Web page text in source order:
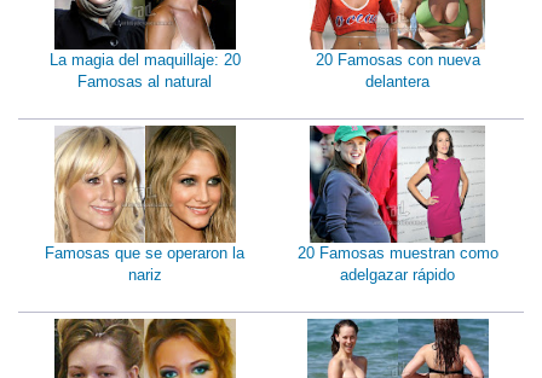
La magia del maquillaje: 20
Famosas al natural
20 Famosas con nueva
delantera
Famosas que se operaron la
nariz
20 Famosas muestran como
adelgazar rápido